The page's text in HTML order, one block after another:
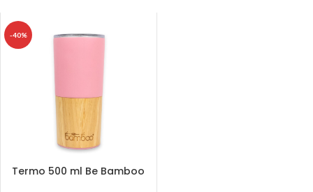
-40%
Termo 500 ml Be Bamboo